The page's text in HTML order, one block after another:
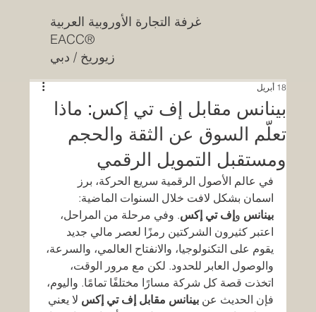
غرفة التجارة الأوروبية العربية
EACC®
زيوريخ / دبي
بينانس مقابل إف تي إكس: ماذا
تعلّم السوق عن الثقة والحجم
ومستقبل التمويل الرقمي
18 أبريل
في عالم الأصول الرقمية سريع الحركة، برز
اسمان بشكل لافت خلال السنوات الماضية:
بينانس وإف تي إكس. وفي مرحلة من المراحل،
اعتبر كثيرون الشركتين رمزًا لعصر مالي جديد
يقوم على التكنولوجيا، والانفتاح العالمي، والسرعة،
والوصول العابر للحدود. لكن مع مرور الوقت،
اتخذت قصة كل شركة مسارًا مختلفًا تمامًا. واليوم،
فإن الحديث عن بينانس مقابل إف تي إكس لا يعني